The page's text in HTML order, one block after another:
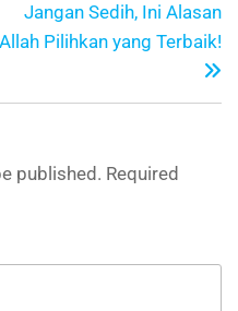
Jangan Sedih, Ini Alasan
Allah Pilihkan yang Terbaik!
published. Required